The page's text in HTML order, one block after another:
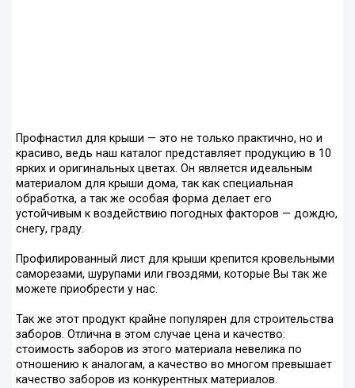
Профнастил для крыши — это не только практично, но и
красиво, ведь наш каталог представляет продукцию в 10
ярких и оригинальных цветах. Он является идеальным
материалом для крыши дома, так как специальная
обработка, а так же особая форма делает его
устойчивым к воздействию погодных факторов — дождю,
снегу, граду.
Профилированный лист для крыши крепится кровельными
саморезами, шурупами или гвоздями, которые Вы так же
можете приобрести у нас.
Так же этот продукт крайне популярен для строительства
заборов. Отлична в этом случае цена и качество:
стоимость заборов из этого материала невелика по
отношению к аналогам, а качество во многом превышает
качество заборов из конкурентных материалов.